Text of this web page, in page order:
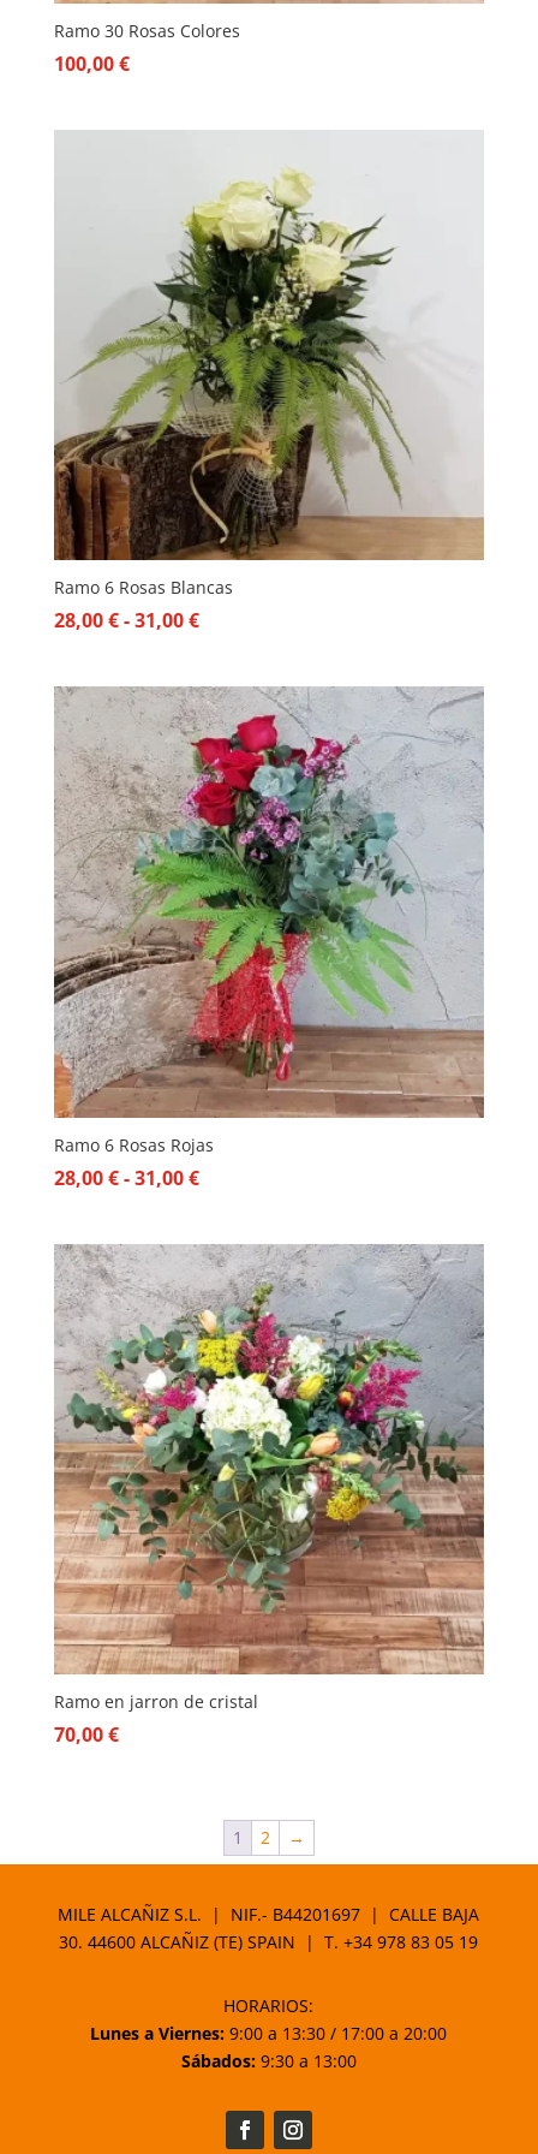
Ramo 30 Rosas Colores
100,00€
Ramo 6 Rosas Blancas
28,00€-31,00€Rango
precios:
desde
28,00 €
hasta
31,00 €
Ramo 6 Rosas Rojas
28,00€-31,00€Rango
precios:
desde
28,00 €
hasta
31,00 €
Ramo en jarron de cristal
70,00€
1 2 →
MILE ALCAÑIZ S.L. | NIF.- B44201697 | CALLE BAJA
30. 44600 ALCAÑIZ (TE) SPAIN | T.+34 978 83 05 19
HORARIOS:
Lunes a Viernes: 9:00 a 13:30 / 17:00 a 20:00
Sábados:9:30 a 13:00